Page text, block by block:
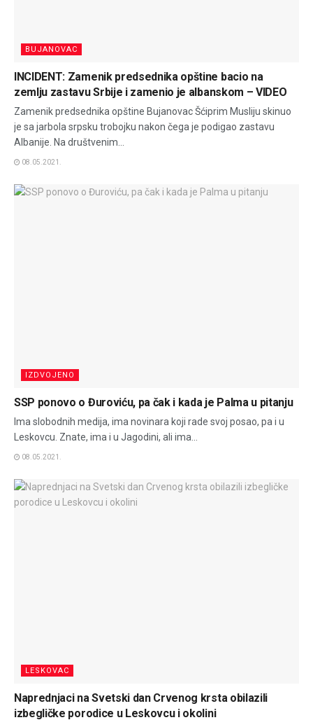
BUJANOVAC
INCIDENT: Zamenik predsednika opštine bacio na
zemlju zastavu Srbije i zamenio je albanskom – VIDEO
Zamenik predsednika opštine Bujanovac Šćiprim Musliju skinuo
je sa jarbola srpsku trobojku nakon čega je podigao zastavu
Albanije. Na društvenim...
08.05.2021.
IZDVOJENO
SSP ponovo o Đuroviću, pa čak i kada je Palma u pitanju
Ima slobodnih medija, ima novinara koji rade svoj posao, pa i u
Leskovcu. Znate, ima i u Jagodini, ali ima...
08.05.2021.
LESKOVAC
Naprednjaci na Svetski dan Crvenog krsta obilazili
izbegličke porodice u Leskovcu i okolini